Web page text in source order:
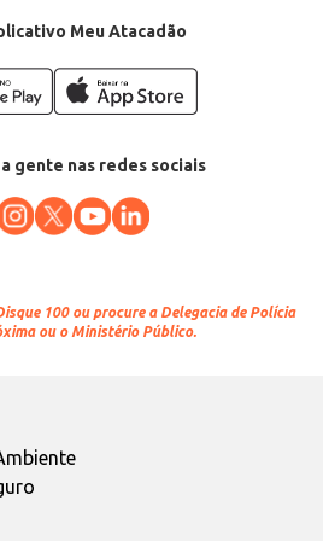
Meu Atacadão
gente nas redes sociais
100 ou procure a Delegacia de Polícia
ou o Ministério Público.